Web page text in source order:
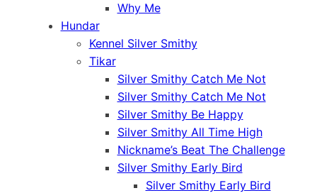
Why Me
Hundar
Kennel Silver Smithy
Tikar
Silver Smithy Catch Me Not
Silver Smithy Catch Me Not
Silver Smithy Be Happy
Silver Smithy All Time High
Nickname’s Beat The Challenge
Silver Smithy Early Bird
Silver Smithy Early Bird